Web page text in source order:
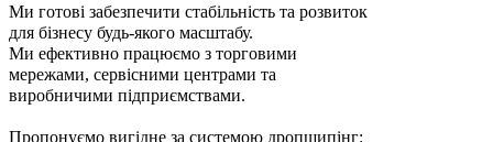
Ми готові забезпечити стабільність та розвиток
для бізнесу будь-якого масштабу.
Ми ефективно працюємо з торговими
мережами, сервісними центрами та
виробничими підприємствами.
Пропонуємо вигідне за системою дропшипінг: